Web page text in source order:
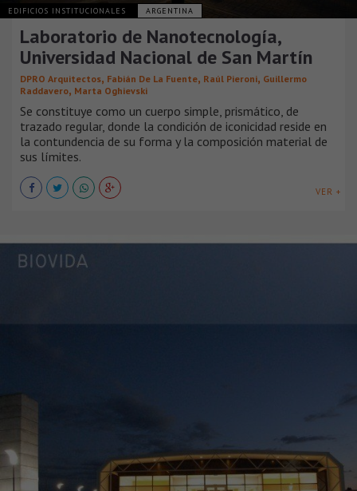
EDIFICIOS INSTITUCIONALES ARGENTINA
Laboratorio de Nanotecnología,
Universidad Nacional de San Martín
DPRO Arquitectos, Fabián De La Fuente, Raúl Pieroni, Guillermo
Raddavero, Marta Oghievski
Se constituye como un cuerpo simple, prismático, de
trazado regular, donde la condición de iconicidad reside en
la contundencia de su forma y la composición material de
sus límites.
VER +